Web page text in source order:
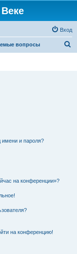
Вход
вопросы
имени и пароля?
на конференции»?
на конференцию!